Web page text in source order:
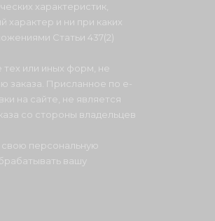
характеристик,
характер и ни при каких
Статьи 437(2)
тех или иных форм, не
заказа. Присланное по e-
на сайте, не является
со стороны владельцев
свою персональную
вашу